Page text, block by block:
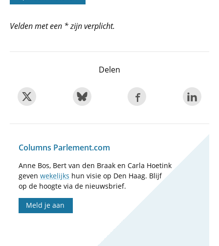
Velden met een * zijn verplicht.
Delen
Columns Parlement.com
Anne Bos, Bert van den Braak en Carla Hoetink
geven wekelijks hun visie op Den Haag. Blijf
op de hoogte via de nieuwsbrief.
Meld je aan